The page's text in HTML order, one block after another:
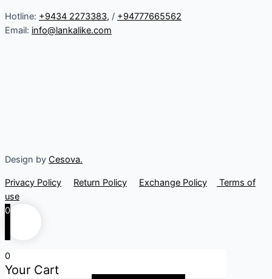
Hotline: +9434 2273383, / +94777665562
Email: info@lankalike.com
Design by Cesova.
Privacy Policy Return Policy Exchange Policy
Terms of
use
0
0
Your Cart